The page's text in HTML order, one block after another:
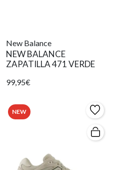
New Balance
NEW BALANCE
ZAPATILLA 471 VERDE
99,95€
NEW